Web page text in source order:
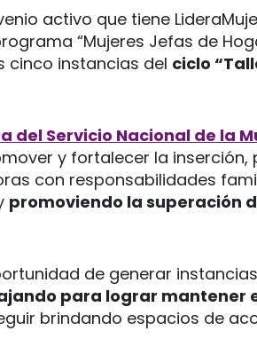
activo que tiene
“Mujeres Jefas de
cinco instancias del ciclo
del Servicio Nacional de la
y fortalecer la inserción,
con responsabilidades
promoviendo la superación
de generar
para lograr mantener
brindando espacios de